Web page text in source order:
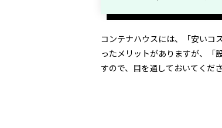
コンテナハウスには、「安いコ
ったメリットがありますが、「
すので、目を通しておいてくださ